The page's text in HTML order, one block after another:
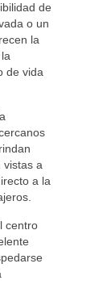
de
o un
la
de vida
vistas a
a la
centro